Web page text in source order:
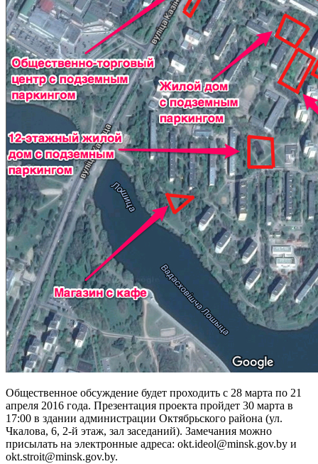
Общественное обсуждение будет проходить с 28 марта по 21
апреля 2016 года. Презентация проекта пройдет 30 марта в
17:00 в здании администрации Октябрьского района (ул.
Чкалова, 6, 2-й этаж, зал заседаний). Замечания можно
присылать на электронные адреса: okt.ideol@minsk.gov.by и
okt.stroit@minsk.gov.by.